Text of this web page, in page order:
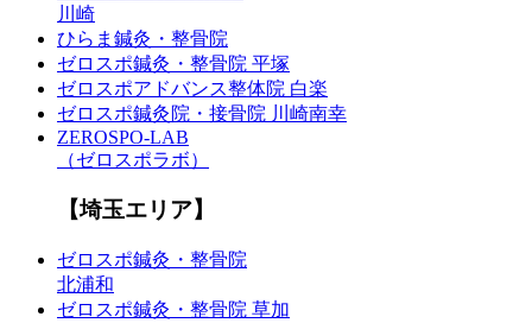
川崎
ひらま鍼灸・整骨院
ゼロスポ鍼灸・整骨院 平塚
ゼロスポアドバンス整体院 白楽
ゼロスポ鍼灸院・接骨院 川崎南幸
ZEROSPO-LAB
（ゼロスポラボ）
【埼玉エリア】
ゼロスポ鍼灸・整骨院
北浦和
ゼロスポ鍼灸・整骨院 草加